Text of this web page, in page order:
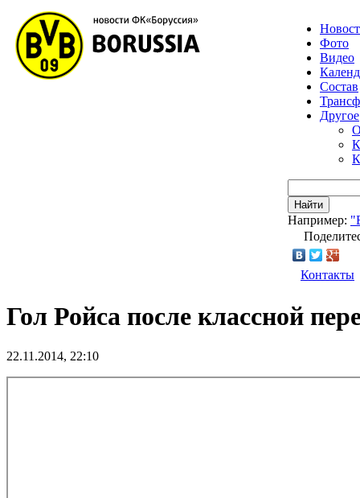
Фото
Видео
Состав
Другое
Найти
Например:
Контакты
Гол Ройса после классной
22.11.2014, 22:10